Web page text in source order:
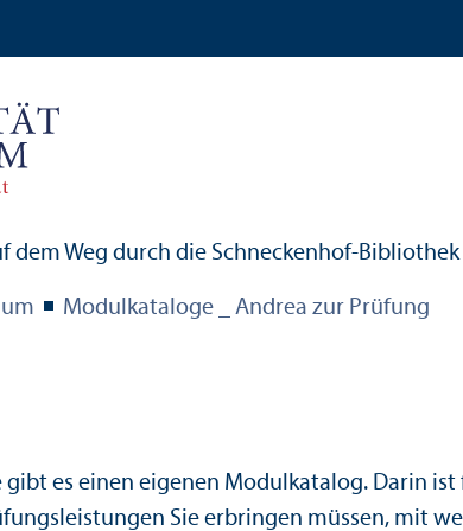
Modulkataloge _ Andrea zur Prüfung
gibt es einen eigenen Modulkatalog. Darin
Sie erbringen müssen, mit